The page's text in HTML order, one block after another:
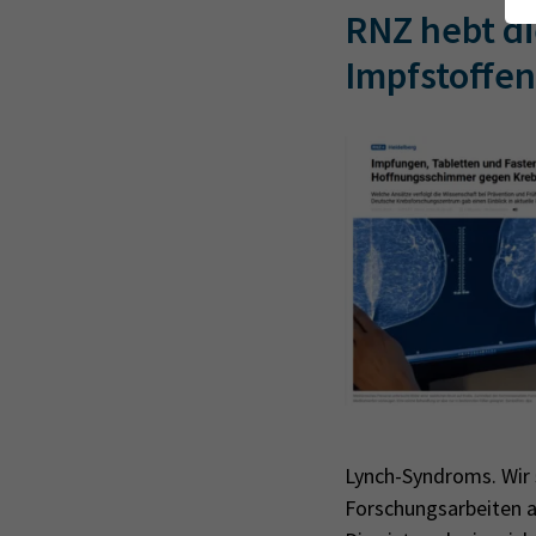
RNZ hebt
Lynch-Syndroms.
Forschungsarbeiten